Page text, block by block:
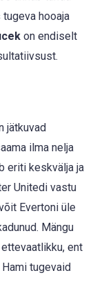
hooaja
on endiselt
jätkuvad
ilma nelja
eriti keskvälja ja
Unitedi vastu
Evertoni üle
Mängu
ent
tugevaid